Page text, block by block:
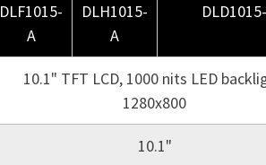
DLF1015-
A
DLH1015-
A
10.1" TFT LCD, 1000 nits LED
1280x800
10.1"